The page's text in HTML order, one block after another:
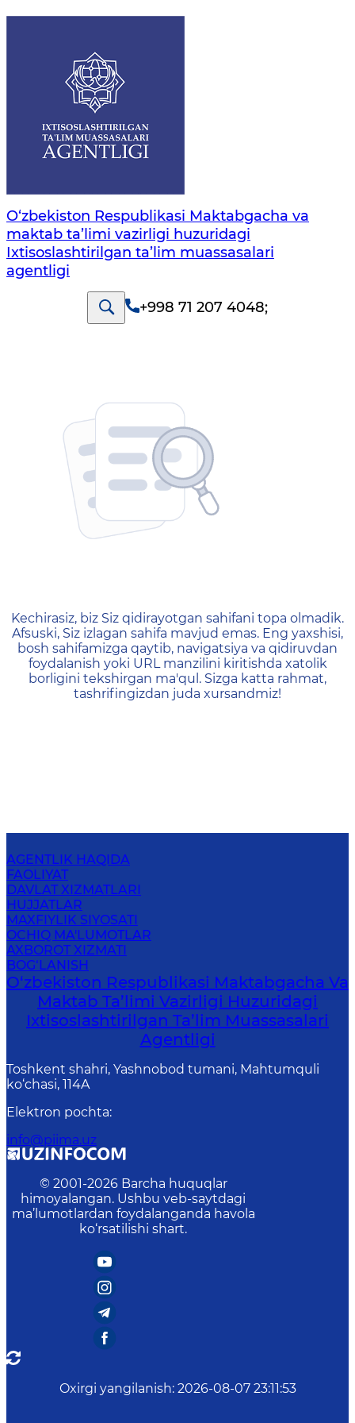
O‘zbekiston Respublikasi Maktabgacha va
maktab ta’limi vazirligi huzuridagi
Ixtisoslashtirilgan ta’lim muassasalari
agentligi
+998 71 207 4048;
404 — Страница не
Kechirasiz, biz Siz qidirayotgan sahifani topa olmadik.
Afsuski, Siz izlagan sahifa mavjud emas. Eng yaxshisi,
bosh sahifamizga qaytib, navigatsiya va qidiruvdan
foydalanish yoki URL manzilini kiritishda xatolik
borligini tekshirgan ma'qul. Sizga katta rahmat,
tashrifingizdan juda xursandmiz!
AGENTLIK HAQIDA
FAOLIYAT
DAVLAT XIZMATLARI
HUJJATLAR
MAXFIYLIK SIYOSATI
OCHIQ MA'LUMOTLAR
AXBOROT XIZMATI
BOG‘LANISH
O‘zbekiston Respublikasi Maktabgacha Va
Maktab Ta’limi Vazirligi Huzuridagi
Ixtisoslashtirilgan Ta’lim Muassasalari
Agentligi
Toshkent shahri, Yashnobod tumani, Mahtumquli
ko‘chasi, 114A
Elektron pochta:
info@piima.uz
© 2001-2026 Barcha huquqlar
himoyalangan. Ushbu veb-saytdagi
ma’lumotlardan foydalanganda havola
ko‘rsatilishi shart.
Oxirgi yangilanish: 2026-08-07 23:11:53